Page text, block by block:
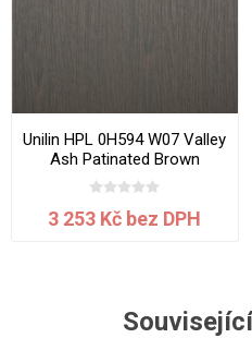
Unilin HPL 0H594 W07 Valley
Ash Patinated Brown
3050x1300x0.7 mm
3 253 Kč bez DPH